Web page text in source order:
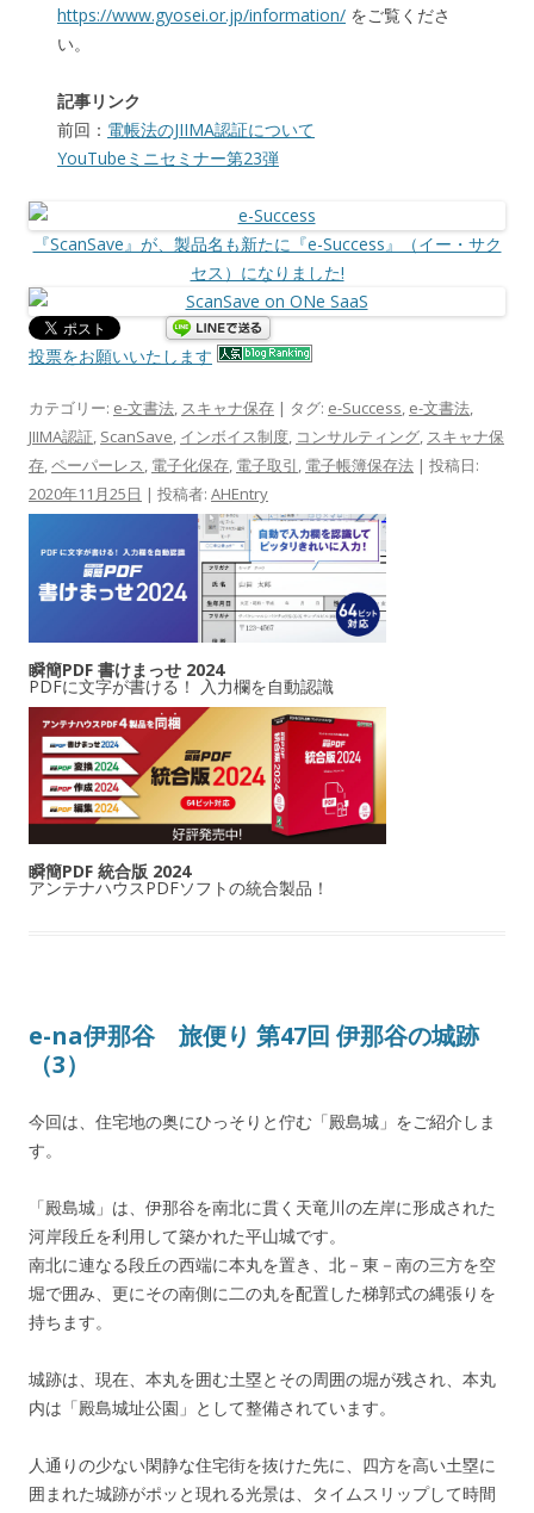
https://www.gyosei.or.jp/information/ をご覧くださ
い。
記事リンク
前回： 電帳法のJIIMA認証について
YouTubeミニセミナー第23弾
『ScanSave』が、製品名も新たに『e-Success』（イー・サク
セス）になりました!
投票をお願いいたします
カテゴリー: e-文書法, スキャナ保存 | タグ: e-Success, e-文書法,
JIIMA認証, ScanSave, インボイス制度, コンサルティング, スキャナ保
存,ペーパーレス, 電子化保存, 電子取引, 電子帳簿保存法 | 投稿日:
2020年11月25日 | 投稿者: AHEntry
瞬簡PDF 書けまっせ 2024
PDFに文字が書ける！ 入力欄を自動認識
瞬簡PDF 統合版 2024
アンテナハウスPDFソフトの統合製品！
e-na伊那谷 旅便り 第47回 伊那谷の城跡
（3）
今回は、住宅地の奥にひっそりと佇む「殿島城」をご紹介しま
す。
「殿島城」は、伊那谷を南北に貫く天竜川の左岸に形成された
河岸段丘を利用して築かれた平山城です。
南北に連なる段丘の西端に本丸を置き、北－東－南の三方を空
堀で囲み、更にその南側に二の丸を配置した梯郭式の縄張りを
持ちます。
城跡は、現在、本丸を囲む土塁とその周囲の堀が残され、本丸
内は「殿島城址公園」として整備されています。
人通りの少ない閑静な住宅街を抜けた先に、四方を高い土塁に
囲まれた城跡がポッと現れる光景は、タイムスリップして時間